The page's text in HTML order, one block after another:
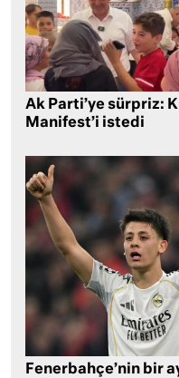
Ak Parti’ye sürpriz:
Manifest’i istedi
Fenerbahçe’nin bir